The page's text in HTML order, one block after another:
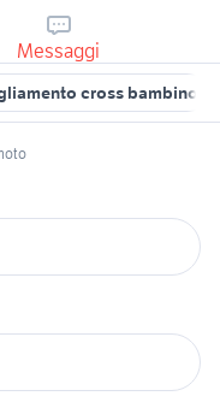
Messaggi
cross bambino